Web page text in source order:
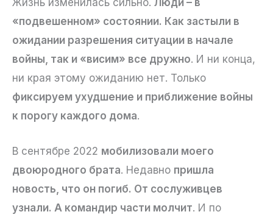
«подвешенном» состоянии. Как застыли в
ожидании разрешения ситуации в начале
войны, так и «висим» все дружно. И ни конца,
ни края этому ожиданию нет. Только
фиксируем ухудшение и приближение войны
к порогу каждого дома.
В сентябре 2022 мобилизовали моего
двоюродного брата. Недавно пришла
новость, что он погиб. От сослуживцев
узнали. А командир части молчит. И по